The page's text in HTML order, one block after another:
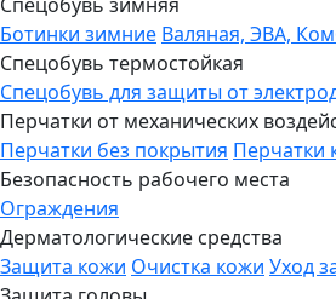
Спецобувь зимняя
Ботинки зимние Валяная, ЭВА,
Спецобувь термостойкая
Спецобувь для защиты от
Перчатки от механических
Перчатки без покрытия Перчатки
Безопасность рабочего места
Ограждения
Дерматологические средства
Защита кожи Очистка кожи Уход